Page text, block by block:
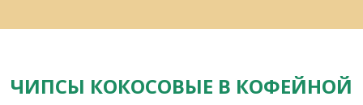
ЧИПСЫ КОКОСОВЫЕ В КОФЕЙНОЙ